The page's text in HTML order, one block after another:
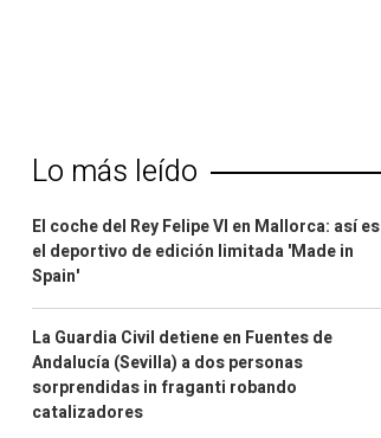
Lo más leído
El coche del Rey Felipe VI en Mallorca: así es
el deportivo de edición limitada 'Made in
Spain'
La Guardia Civil detiene en Fuentes de
Andalucía (Sevilla) a dos personas
sorprendidas in fraganti robando
catalizadores